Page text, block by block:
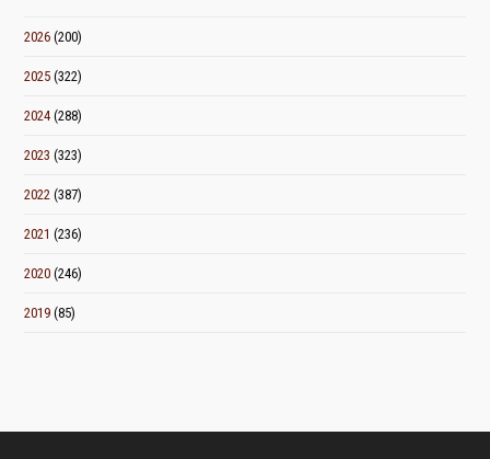
2026 (200)
2025 (322)
2024 (288)
2023 (323)
2022 (387)
2021 (236)
2020 (246)
2019 (85)